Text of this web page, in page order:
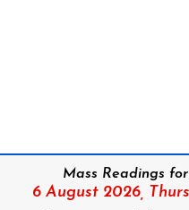
Mass Readings for
6 August 2026,